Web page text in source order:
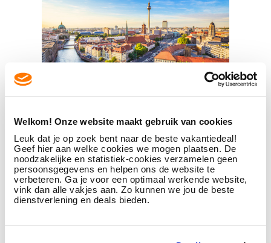
Welkom! Onze website maakt gebruik van cookies
Leuk dat je op zoek bent naar de beste vakantiedeal!
Geef hier aan welke cookies we mogen plaatsen. De
noodzakelijke en statistiek-cookies verzamelen geen
persoonsgegevens en helpen ons de website te
verbeteren. Ga je voor een optimaal werkende website,
vink dan alle vakjes aan. Zo kunnen we jou de beste
dienstverlening en deals bieden.
4. Ga op stedentrip in Duitsland
Ben jij vooral van de culturele uitstapjes, zoals
struinen door een historische binnenstad of kunst
bekijken in musea van wereldformaat? Laat een
stedentrip in Duitsland dan niet langer op je
wachten! In ons buurland vind je een mooi scala
aan verschillende steden die je zeker eens gezien
zoals Keulen en Düsseldorf: perfect voor een